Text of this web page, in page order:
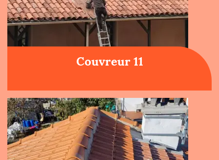
Couvreur 11